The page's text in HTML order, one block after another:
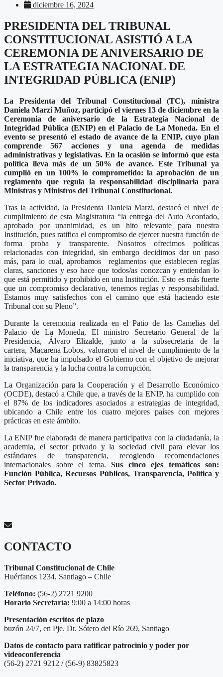
diciembre 16, 2024
PRESIDENTA DEL TRIBUNAL
CONSTITUCIONAL ASISTIÓ A LA
CEREMONIA DE ANIVERSARIO DE
LA ESTRATEGIA NACIONAL DE
INTEGRIDAD PÚBLICA (ENIP)
La Presidenta del Tribunal Constitucional (TC), ministra
Daniela Marzi Muñoz, participó el viernes 13 de diciembre en la
Ceremonia de aniversario de la Estrategia Nacional de
Integridad Pública (ENIP) en el Palacio de La Moneda. En el
evento se presentó el estado de avance de la ENIP, cuyo plan
comprende 567 acciones y una agenda de medidas
administrativas y legislativas. En la ocasión se informó que esta
política lleva más de un 50% de avance. Este Tribunal ya
cumplió en un 100% lo comprometido: la aprobación de un
reglamento que regula la responsabilidad disciplinaria para
Ministras y Ministros del Tribunal Constitucional.
Tras la actividad, la Presidenta Daniela Marzi, destacó el nivel de
cumplimiento de esta Magistratura “la entrega del Auto Acordado,
aprobado por unanimidad, es un hito relevante para nuestra
Institución, pues ratifica el compromiso de ejercer nuestra función de
forma proba y transparente. Nosotros ofrecimos políticas
relacionadas con integridad, sin embargo decidimos dar un paso
más, para lo cual, aprobamos reglamentos que establecen reglas
claras, sanciones y eso hace que todos/as conozcan y entiendan lo
que está permitido y prohibido en una Institución. Esto es más fuerte
que un compromiso declarativo, tenemos reglas y responsabilidad.
Estamos muy satisfechos con el camino que está haciendo este
Tribunal con su Pleno”.
Durante la ceremonia realizada en el Patio de las Camelias del
Palacio de La Moneda, El ministro Secretario General de la
Presidencia, Álvaro Elizalde, junto a la subsecretaria de la
cartera, Macarena Lobos, valoraron el nivel de cumplimiento de la
iniciativa, que ha impulsado el Gobierno con el objetivo de mejorar
la transparencia y la lucha contra la corrupción.
La Organización para la Cooperación y el Desarrollo Económico
(OCDE), destacó a Chile que, a través de la ENIP, ha cumplido con
el 87% de los indicadores asociados a estrategias de integridad,
ubicando a Chile entre los cuatro mejores países con mejores
prácticas en este ámbito.
La ENIP fue elaborada de manera participativa con la ciudadanía, la
academia, el sector privado y la sociedad civil para elevar los
estándares de transparencia, recogiendo recomendaciones
internacionales sobre el tema. Sus cinco ejes temáticos son:
Función Pública, Recursos Públicos, Transparencia, Política y
Sector Privado.
CONTACTO
Tribunal Constitucional de Chile
Huérfanos 1234, Santiago – Chile
Teléfono: (56-2) 2721 9200
Horario Secretaría: 9:00 a 14:00 horas
Presentación escritos de plazo
buzón 24/7, en Pje. Dr. Sótero del Río 269, Santiago
Datos de contacto para ratificar patrocinio y poder por
videoconferencia
(56-2) 2721 9212 / (56-9) 83825823